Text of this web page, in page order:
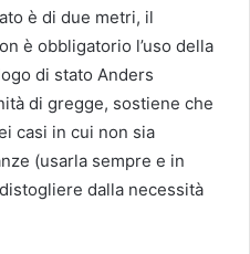
è di due metri, il
è obbligatorio l’uso della
di stato Anders
di gregge, sostiene che
casi in cui non sia
(usarla sempre e in
dalla necessità